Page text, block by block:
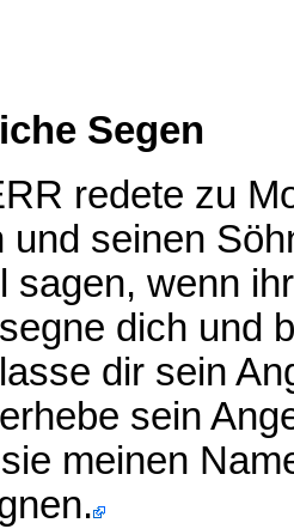
Segen
redete zu
und seinen
sagen, wenn
dich und
dir sein
sein
meinen